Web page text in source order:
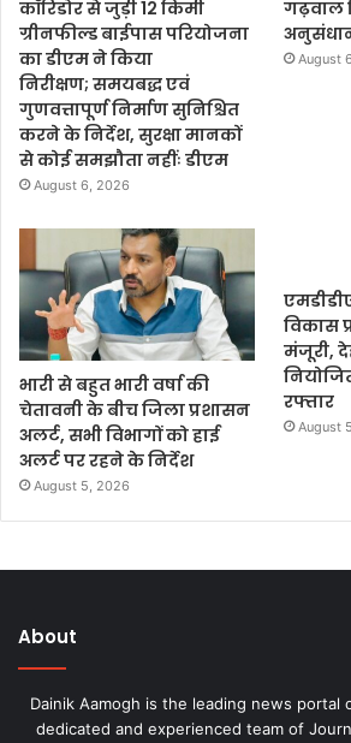
कॉरिडोर से जुड़ी 12 किमी
ग्रीनफील्ड बाईपास परियोजना
का डीएम ने किया
निरीक्षण; समयबद्ध एवं
गुणवत्तापूर्ण निर्माण सुनिश्चित
करने के निर्देश, सुरक्षा मानकों
से कोई समझौता नहींः डीएम
August 6, 2026
गढ़वाल
August
भारी से बहुत भारी वर्षा की
चेतावनी के बीच जिला प्रशासन
अलर्ट, सभी विभागों को हाई
अलर्ट पर रहने के निर्देश
August 5, 2026
विकास
मंजूरी,
रफ्तार
August
About
Dainik Aamogh is the leading news portal
dedicated and experienced team of